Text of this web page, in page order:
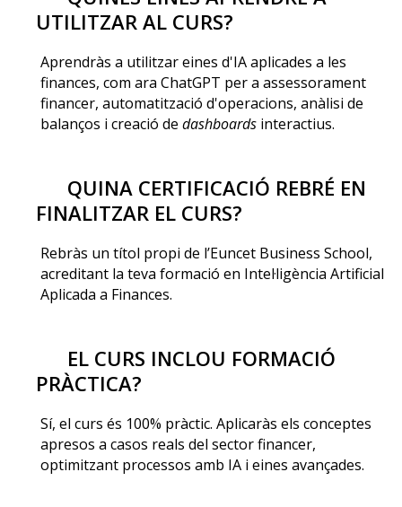
UTILITZAR AL CURS?
Aprendràs a utilitzar eines d'IA aplicades a les
finances, com ara ChatGPT per a assessorament
financer, automatització d'operacions, anàlisi de
balanços i creació de dashboards interactius.
QUINA CERTIFICACIÓ REBRÉ EN
FINALITZAR EL CURS?
Rebràs un títol propi de l’Euncet Business School,
acreditant la teva formació en Intel·ligència Artificial
Aplicada a Finances.
EL CURS INCLOU FORMACIÓ
PRÀCTICA?
Sí, el curs és 100% pràctic. Aplicaràs els conceptes
apresos a casos reals del sector financer,
optimitzant processos amb IA i eines avançades.